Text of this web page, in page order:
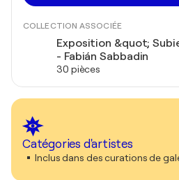
COLLECTION ASSOCIÉE
Exposition &quot;
- Fabián Sabbadin
30 pièces
Catégories d'artistes
Inclus dans des curations de